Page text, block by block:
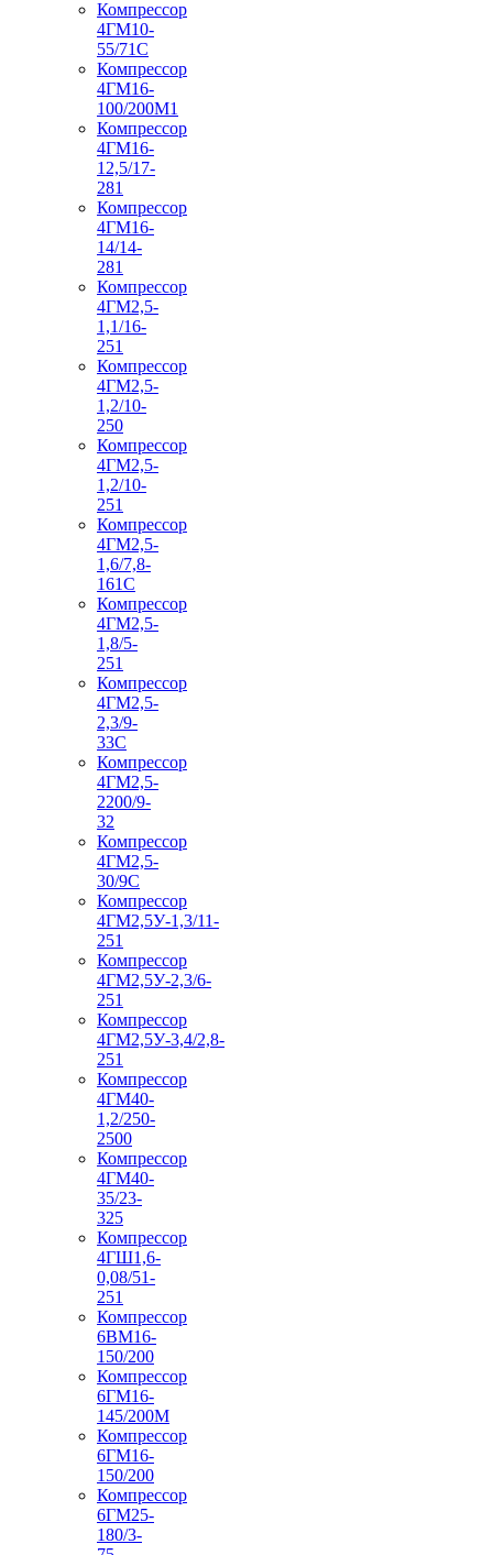
Компрессор
4ГМ10-
55/71С
Компрессор
4ГМ16-
100/200М1
Компрессор
4ГМ16-
12,5/17-
281
Компрессор
4ГМ16-
14/14-
281
Компрессор
4ГМ2,5-
1,1/16-
251
Компрессор
4ГМ2,5-
1,2/10-
250
Компрессор
4ГМ2,5-
1,2/10-
251
Компрессор
4ГМ2,5-
1,6/7,8-
161С
Компрессор
4ГМ2,5-
1,8/5-
251
Компрессор
4ГМ2,5-
2,3/9-
33С
Компрессор
4ГМ2,5-
2200/9-
32
Компрессор
4ГМ2,5-
30/9С
Компрессор
4ГМ2,5У-1,3/11-
251
Компрессор
4ГМ2,5У-2,3/6-
251
Компрессор
4ГМ2,5У-3,4/2,8-
251
Компрессор
4ГМ40-
1,2/250-
2500
Компрессор
4ГМ40-
35/23-
325
Компрессор
4ГШ1,6-
0,08/51-
251
Компрессор
6ВМ16-
150/200
Компрессор
6ГМ16-
145/200М
Компрессор
6ГМ16-
150/200
Компрессор
6ГМ25-
180/3-